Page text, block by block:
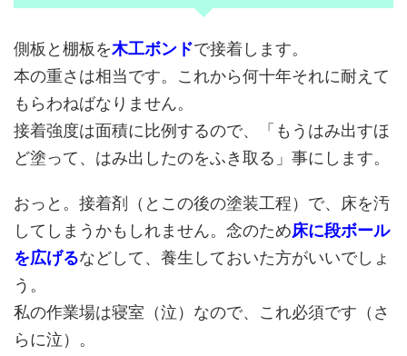
側板と棚板を木工ボンドで接着します。
本の重さは相当です。これから何十年それに耐えて
もらわねばなりません。
接着強度は面積に比例するので、「もうはみ出すほ
ど塗って、はみ出したのをふき取る」事にします。
おっと。接着剤（とこの後の塗装工程）で、床を汚
してしまうかもしれません。念のため床に段ボール
を広げるなどして、養生しておいた方がいいでしょ
う。
私の作業場は寝室（泣）なので、これ必須です（さ
らに泣）。